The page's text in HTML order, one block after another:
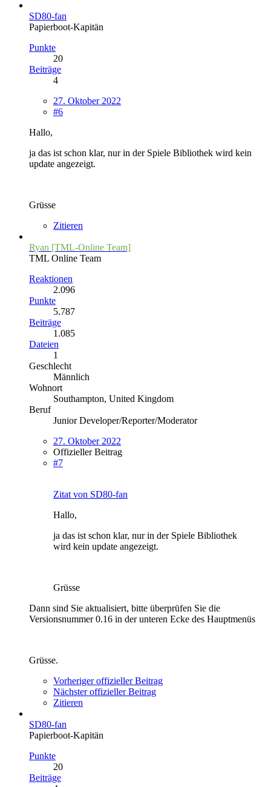
SD80-fan
Papierboot-Kapitän
Punkte
20
Beiträge
4
27. Oktober 2022
#6
Hallo,
ja das ist schon klar, nur in der Spiele Bibliothek wird kein
update angezeigt.
Grüsse
Zitieren
Ryan [TML-Online Team]
TML Online Team
Reaktionen
2.096
Punkte
5.787
Beiträge
1.085
Dateien
1
Geschlecht
Männlich
Wohnort
Southampton, United Kingdom
Beruf
Junior Developer/Reporter/Moderator
27. Oktober 2022
Offizieller Beitrag
#7
Zitat von SD80-fan
Hallo,
ja das ist schon klar, nur in der Spiele Bibliothek
wird kein update angezeigt.
Grüsse
Dann sind Sie aktualisiert, bitte überprüfen Sie die
Versionsnummer 0.16 in der unteren Ecke des Hauptmenüs
Grüsse.
Vorheriger offizieller Beitrag
Nächster offizieller Beitrag
Zitieren
SD80-fan
Papierboot-Kapitän
Punkte
20
Beiträge